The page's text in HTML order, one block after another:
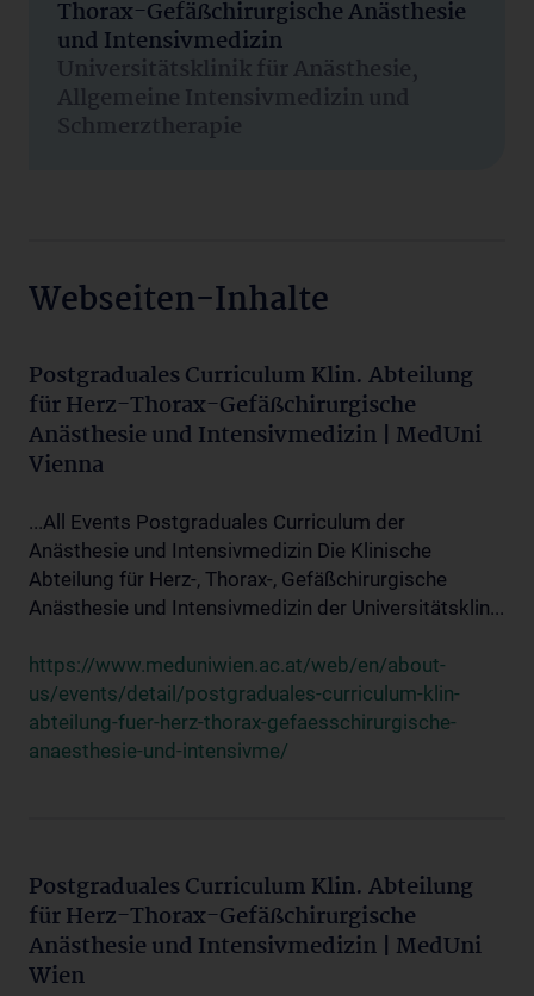
Thorax-Gefäßchirurgische Anästhesie
und Intensivmedizin
Universitätsklinik für Anästhesie,
Allgemeine Intensivmedizin und
Schmerztherapie
Webseiten-Inhalte
Postgraduales Curriculum Klin. Abteilung
für Herz-Thorax-Gefäßchirurgische
Anästhesie und Intensivmedizin | MedUni
Vienna
...All Events Postgraduales Curriculum der
Anästhesie und Intensivmedizin Die Klinische
Abteilung für Herz-, Thorax-, Gefäßchirurgische
Anästhesie und Intensivmedizin der Universitätsklin...
https://www.meduniwien.ac.at/web/en/about-
us/events/detail/postgraduales-curriculum-klin-
abteilung-fuer-herz-thorax-gefaesschirurgische-
anaesthesie-und-intensivme/
Postgraduales Curriculum Klin. Abteilung
für Herz-Thorax-Gefäßchirurgische
Anästhesie und Intensivmedizin | MedUni
Wien